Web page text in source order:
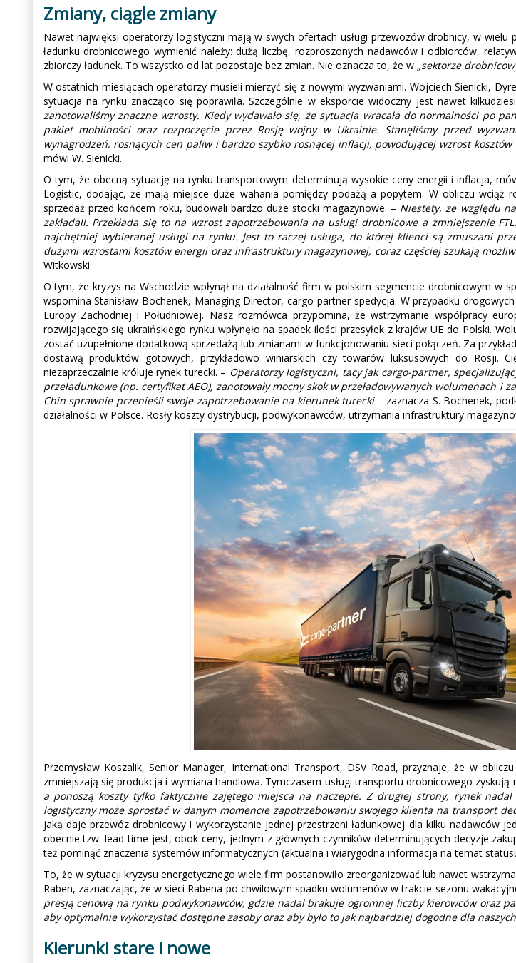
Zmiany, ciągle zmiany
Nawet najwięksi operatorzy logistyczni mają w swych ofertach usługi przewozów drobnicy, w wielu
ładunku drobnicowego wymienić należy: dużą liczbę, rozproszonych nadawców i odbiorców,
zbiorczy ładunek. To wszystko od lat pozostaje bez zmian. Nie oznacza to, że w„sektorze
W ostatnich miesiącach operatorzy musieli mierzyć się z nowymi wyzwaniami. Wojciech Sienicki,
sytuacja na rynku znacząco się poprawiła. Szczególnie w eksporcie widoczny jest nawet
zanotowaliśmy znaczne wzrosty. Kiedy wydawało się, że sytuacja wracała do normalności po
pakiet mobilności oraz rozpoczęcie przez Rosję wojny w Ukrainie. Stanęliśmy przed
wynagrodzeń, rosnących cen paliw i bardzo szybko rosnącej inflacji, powodującej wzrost
mówi W. Sienicki.
O tym, że obecną sytuację na rynku transportowym determinują wysokie ceny energii i inflacja,
Logistic, dodając, że mają miejsce duże wahania pomiędzy podażą a popytem. W obliczu
sprzedaż przed końcem roku, budowali bardzo duże stocki magazynowe. – Niestety, ze względu
zakładali. Przekłada się to na wzrost zapotrzebowania na usługi drobnicowe a zmniejszenie
najchętniej wybieranej usługi na rynku. Jest to raczej usługa, do której klienci są zmuszani
dużymi wzrostami kosztów energii oraz infrastruktury magazynowej, coraz częściej szukają
Witkowski.
O tym, że kryzys na Wschodzie wpłynął na działalność firm w polskim segmencie drobnicowym
wspomina Stanisław Bochenek, Managing Director, cargo-partner spedycja. W przypadku
Europy Zachodniej i Południowej. Nasz rozmówca przypomina, że wstrzymanie współpracy
rozwijającego się ukraińskiego rynku wpłynęło na spadek ilości przesyłek z krajów UE do Polski.
zostać uzupełnione dodatkową sprzedażą lub zmianami w funkcjonowaniu sieci połączeń. Za
dostawą produktów gotowych, przykładowo winiarskich czy towarów luksusowych do Rosji.
niezaprzeczalnie króluje rynek turecki. – Operatorzy logistyczni, tacy jak cargo-partner,
przeładunkowe (np. certyfikat AEO), zanotowały mocny skok w przeładowywanych
Chin sprawnie przenieśli swoje zapotrzebowanie na kierunek turecki– zaznacza S. Bochenek,
działalności w Polsce. Rosły koszty dystrybucji, podwykonawców, utrzymania infrastruktury
Przemysław Koszalik, Senior Manager, International Transport, DSV Road, przyznaje, że w
zmniejszają się produkcja i wymiana handlowa. Tymczasem usługi transportu drobnicowego zyskują
a ponoszą koszty tylko faktycznie zajętego miejsca na naczepie. Z drugiej strony, rynek
logistyczny może sprostać w danym momencie zapotrzebowaniu swojego klienta na transport
jaką daje przewóz drobnicowy i wykorzystanie jednej przestrzeni ładunkowej dla kilku nadawców
obecnie tzw. lead time jest, obok ceny, jednym z głównych czynników determinujących decyzje
też pominąć znaczenia systemów informatycznych (aktualna i wiarygodna informacja na temat
To, że w sytuacji kryzysu energetycznego wiele firm postanowiło zreorganizować lub nawet
Raben, zaznaczając, że w sieci Rabena po chwilowym spadku wolumenów w trakcie sezonu
presją cenową na rynku podwykonawców, gdzie nadal brakuje ogromnej liczby kierowców oraz
aby optymalnie wykorzystać dostępne zasoby oraz aby było to jak najbardziej dogodne dla
Kierunki stare i nowe